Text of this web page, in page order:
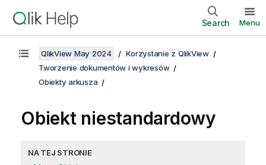
Search Menu
QlikView May 2024
Korzystanie z QlikView
Tworzenie dokumentów i wykresów
Obiekty arkusza
Obiekt niestandardowy
NA TEJ STRONIE